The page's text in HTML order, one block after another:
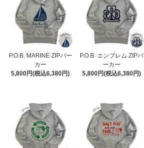
P.O.B. MARINE ZIPパー
カー
5,800円(税込6,380円)
P.O.B. エンブレム ZIPパ
ーカー
5,800円(税込6,380円)